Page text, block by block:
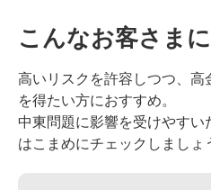
こんなお客さま
高いリスクを許容しつつ、高
を得たい方におすすめ。
中東問題に影響を受けやすい
はこまめにチェックしましょ